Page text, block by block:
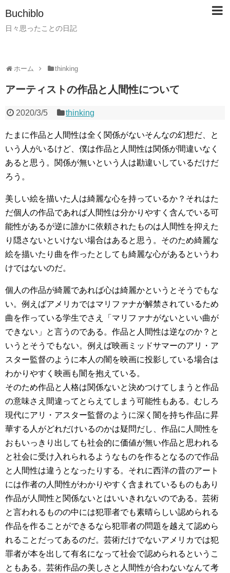
Buchiblo
日々思ったことの日記
ホーム thinking
アーティストの作品と人間性について
2020/3/5 thinking
たまに作品と人間性は全く関係がないそんなの幻想だ、と
いう人がいるけど、僕は作品と人間性は関係が間違いなく
あると思う。関係が無いという人は勘違いしているだけだ
ろう。
美しい絵を描いた人は綺麗な心を持っているか？それはた
だ個人の作品であれば人間性は分かりやすく含んでいる可
能性があるが逆に誰かに依頼されたものは人間性を抑えた
り隠さないといけない場合はあると思う。そのため綺麗な
絵を描いたり曲を作ったとしても綺麗な心があるというわ
けではないのだ。
個人の作品が綺麗であれば心は綺麗かというとそうでもな
い。例えばアメリカではマリファナが解禁されているため
曲を作っている学生でさえ「マリファナがないといい曲が
できない」と言うのである。作品と人間性は逆なのか？と
いうとそうでもない。例えば映画ミッドサマーのアリ・ア
スター監督のように本人の闇を映画に投影している場合は
わかりやすく映画も闇を抱えている。
そのため作品と人格は関係ないと決めつけてしまうと作品
の意味さえ間違ってとらえてしまう可能性もある。むしろ
現代にアリ・アスター監督のように深く闇を持ち作品に昇
華する人がどれだけいるのかは疑問だし、作品に人間性を
おもいっきり出しても社会的に価値が無い作品と思われる
と社会に受け入れられるようなものを作るとなるので作品
と人間性は違うとなったりする。それに西洋の昔のアート
には作者の人間性がわかりやすく含まれているものもあり
作品が人間性と関係ないとはいいきれないのである。芸術
と言われるものの中には犯罪者でも素晴らしい認められる
作品を作ることができるなら犯罪者の問題を越えて認めら
れることだってあるのだ。芸術だけでないアメリカでは犯
罪者が本を出して有名になって社会で認められるというこ
ともある。芸術作品の美しさと人間性が合わないなんて考